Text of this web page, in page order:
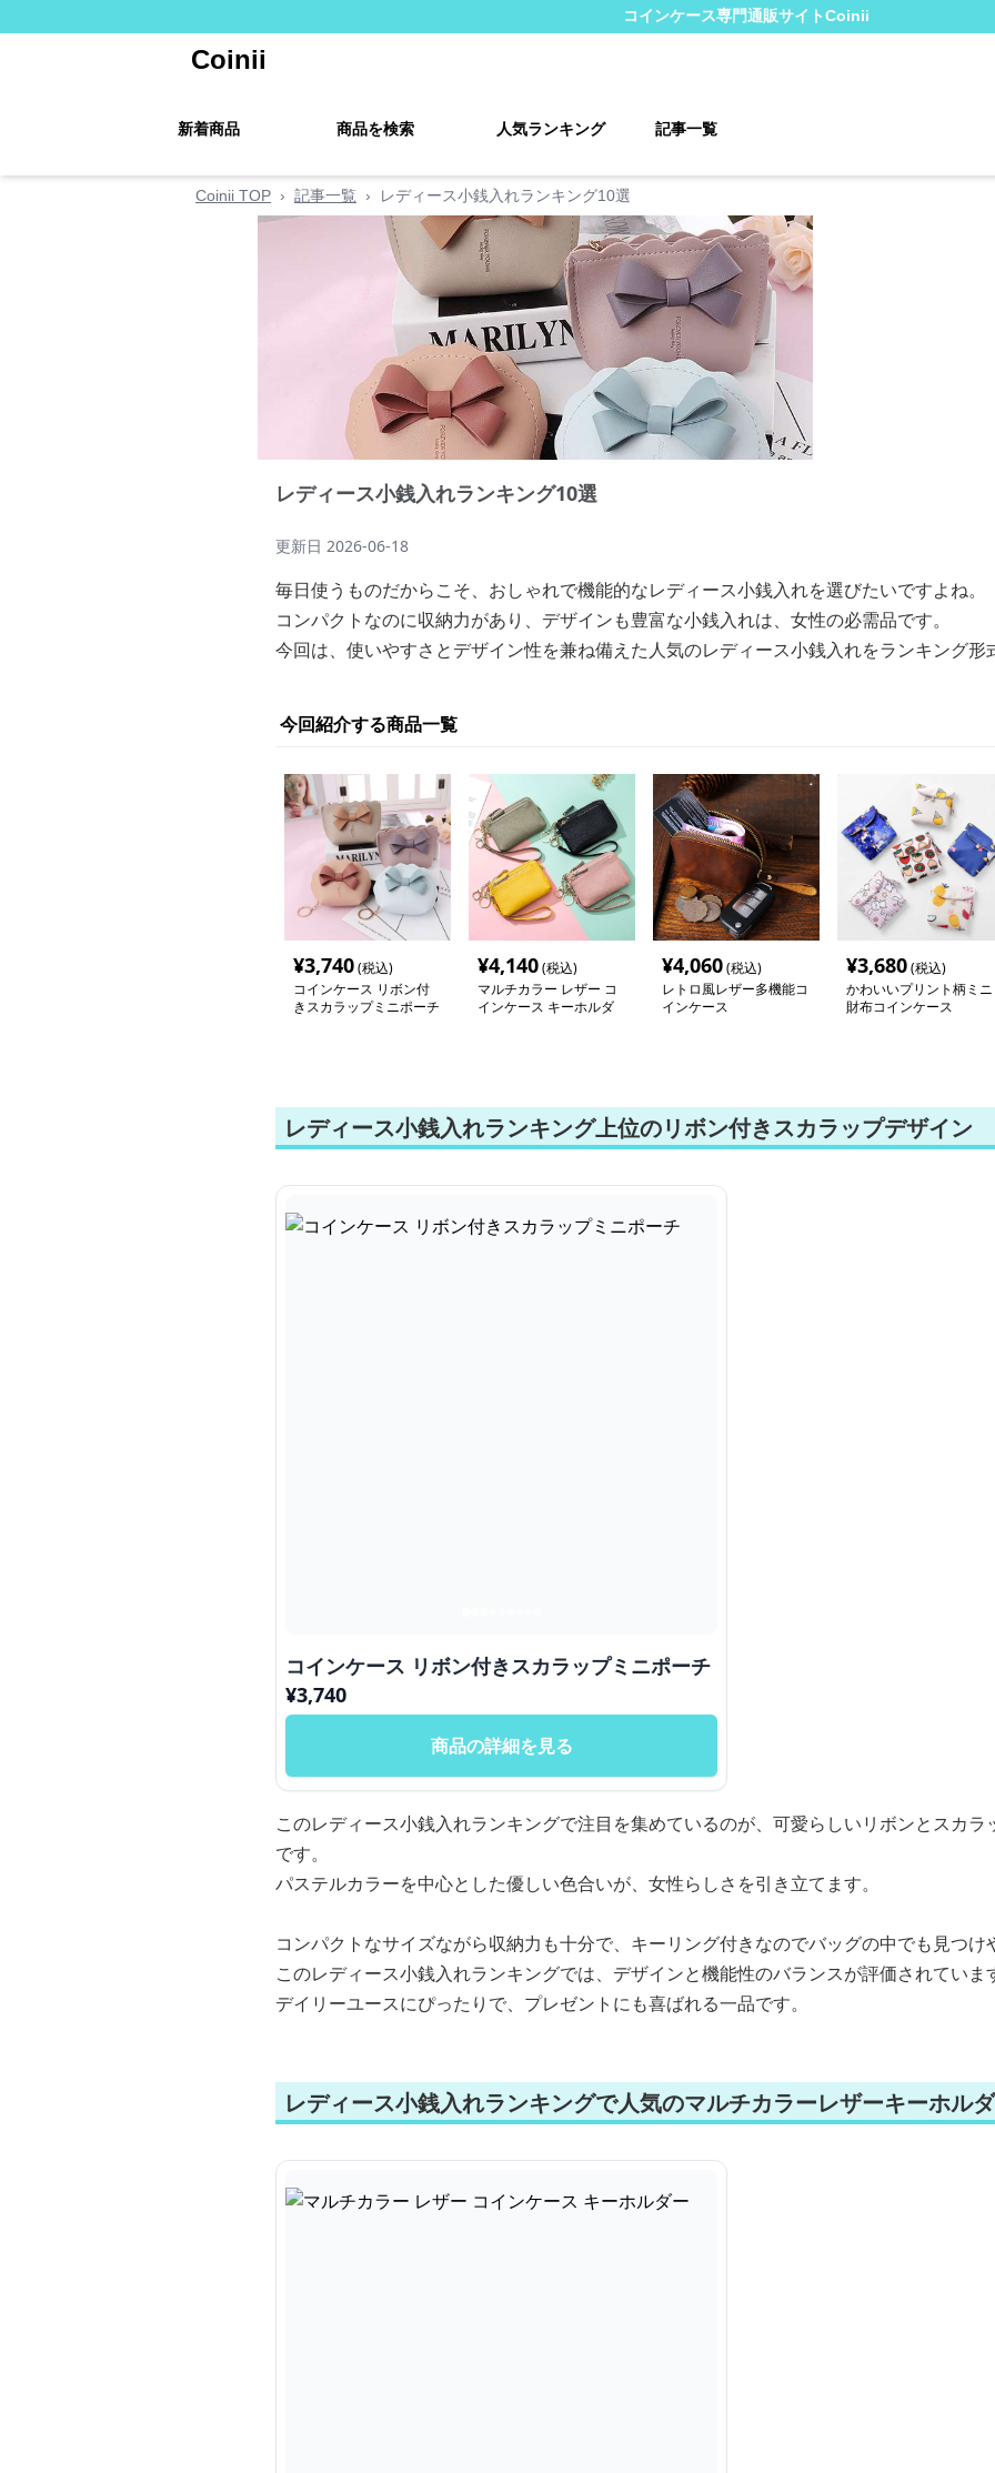
コインケース専門通販サイトCoinii
Coinii
新着商品 商品を検索 人気ランキング 記事一覧
Coinii TOP › 記事一覧 › レディース小銭入れランキング10選
レディース小銭入れランキング10選
更新日 2026-06-18
毎日使うものだからこそ、おしゃれで機能的なレディース小銭入れを選びたいですよね。
コンパクトなのに収納力があり、デザインも豊富な小銭入れは、女性の必需品です。
今回は、使いやすさとデザイン性を兼ね備えた人気のレディース小銭入れをランキング形
今回紹介する商品一覧
¥3,740(税込)
コインケース リボン付
きスカラップミニポーチ
¥4,140(税込)
マルチカラー レザー コ
インケース キーホルダ
¥4,060(税込)
レトロ風レザー多機能コ
インケース
¥3,680(税込)
かわいいプリント柄ミニ
財布コインケース
レディース小銭入れランキング上位のリボン付きスカラップデザイン
コインケース リボン付きスカラップミニポーチ
¥3,740
商品の詳細を見る
このレディース小銭入れランキングで注目を集めているのが、可愛らしいリボンとスカ
です。
パステルカラーを中心とした優しい色合いが、女性らしさを引き立てます。
コンパクトなサイズながら収納力も十分で、キーリング付きなのでバッグの中でも見つ
このレディース小銭入れランキングでは、デザインと機能性のバランスが評価されていま
デイリーユースにぴったりで、プレゼントにも喜ばれる一品です。
レディース小銭入れランキングで人気のマルチカラーレザーキーホル